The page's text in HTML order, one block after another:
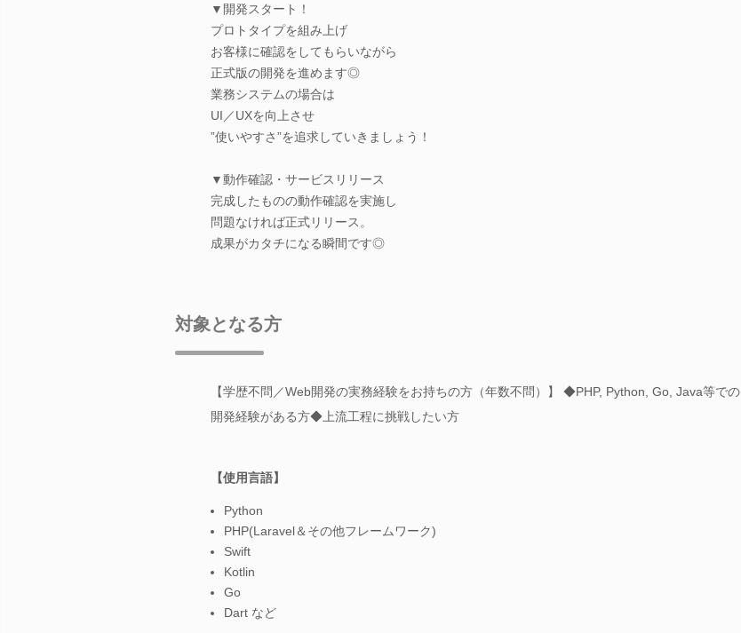
▼開発スタート！
プロトタイプを組み上げ
お客様に確認をしてもらいながら
正式版の開発を進めます◎
業務システムの場合は
UI／UXを向上させ
”使いやすさ”を追求していきましょう！
▼動作確認・サービスリリース
完成したものの動作確認を実施し
問題なければ正式リリース。
成果がカタチになる瞬間です◎
対象となる方
【学歴不問／Web開発の実務経験をお持ちの方（年数不問）】 ◆PHP, Python, Go, Java等での
開発経験がある方◆上流工程に挑戦したい方
【使用言語】
Python
PHP(Laravel＆その他フレームワーク)
Swift
Kotlin
Go
Dart など